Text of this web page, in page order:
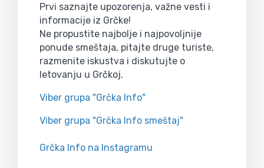
Prvi saznajte upozorenja, važne vesti i
informacije iz Grčke!
Ne propustite najbolje i najpovoljnije
ponude smeštaja, pitajte druge turiste,
razmenite iskustva i diskutujte o
letovanju u Grčkoj.
Viber grupa "Grčka Info"
Viber grupa "Grčka Info smeštaj"
Grčka Info na Instagramu